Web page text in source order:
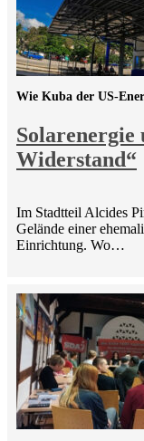
Widerstand“
Wie Kuba der US-
Im Stadtteil Alcides
Gelände einer
Einrichtung. Wo…